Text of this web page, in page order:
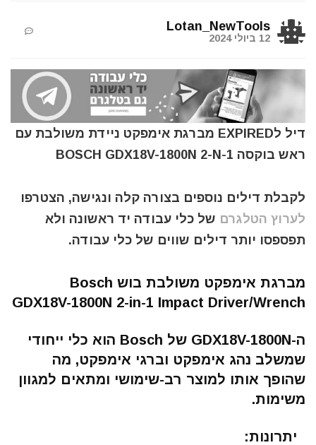
Lotan_NewTools
12 ביולי 2024
דיל לEXPIRED מברגת אימפקט ניידת משולבת עם
ראש בוקסה BOSCH GDX18V-1800N 2-N-1
לקבלת דילים נוספים בצורה קלה ונגישה, הצטרפו
לערוץ הטלגרם של כלי עבודה יד ראשונה ולא
תפספסו יותר דילים שווים של כלי עבודה.
מברגת אימפקט משולבת בוש Bosch
GDX18V-1800N 2-in-1 Impact Driver/Wrench
ה-GDX18V-1800N של Bosch הוא כלי ייחודי
שמשלב נהג אימפקט וברגי אימפקט, מה
שהופך אותו למוצר רב-שימושי ומתאים למגוון
משימות.
יתרונות: